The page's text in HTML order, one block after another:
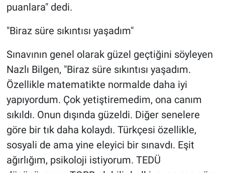
puanlara" dedi.
"Biraz süre sıkıntısı yaşadım"
Sınavının genel olarak güzel geçtiğini söyleyen
Nazlı Bilgen, "Biraz süre sıkıntısı yaşadım.
Özellikle matematikte normalde daha iyi
yapıyordum. Çok yetiştiremedim, ona canım
sıkıldı. Onun dışında güzeldi. Diğer senelere
göre bir tık daha kolaydı. Türkçesi özellikle,
sosyali de ama yine eleyici bir sınavdı. Eşit
ağırlığım, psikoloji istiyorum. TEDÜ